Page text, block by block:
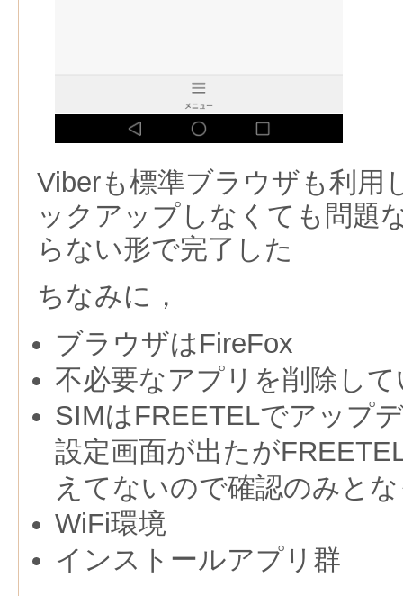
Viberも標準ブラウザも利用
ックアップしなくても問題
らない形で完了した
ちなみに，
ブラウザはFireFox
不必要なアプリを削除し
SIMはFREETELでアップ
設定画面が出たが
えてないので確認のみと
WiFi環境
インストールアプリ群